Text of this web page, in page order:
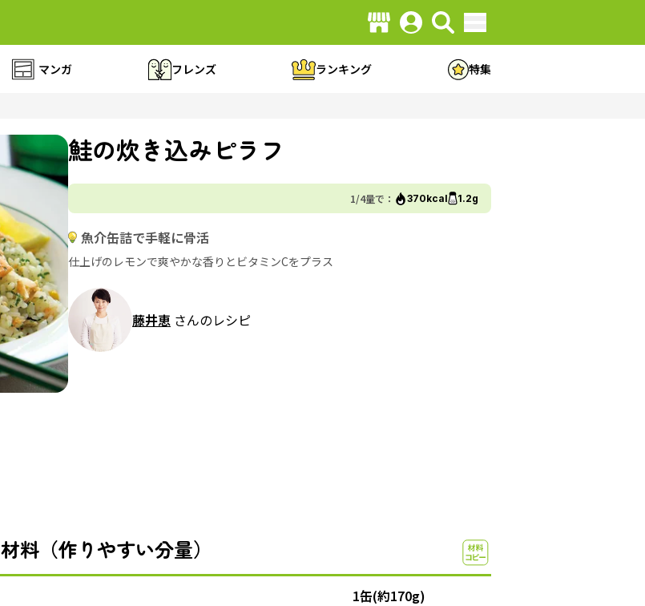
マンガ フレンズ ランキング 特集
鮭の炊き込みピラフ
1/4量で： 370kcal 1.2g
魚介缶詰で手軽に骨活
仕上げのレモンで爽やかな香りとビタミンCをプラス
藤井恵 さんのレシピ
材料（作りやすい分量）
1缶(約170g)